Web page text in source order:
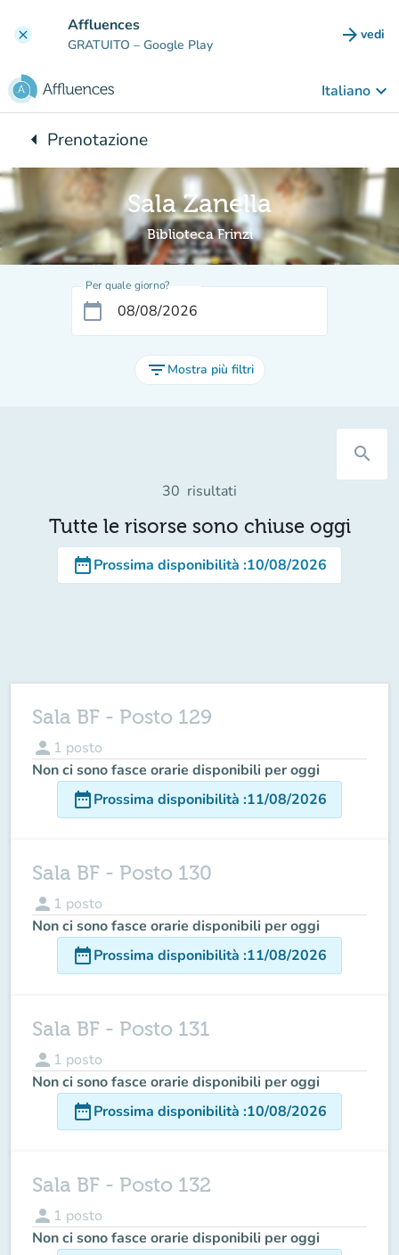
clear Affluences
GRATUITO – Google Play arrow_forward vedi
Italiano keyboard_arrow_down
arrow_leftTorna a:
Prenotazione
Sala Zanella
Biblioteca Frinzi
Per quale giorno?
calendar_today
filter_list Mostra più filtri
search
30 risultati
Tutte le risorse sono chiuse oggi
date_rangeProssima disponibilità :10/08/2026
Sala BF - Posto 129
person 1 posto
Non ci sono fasce orarie disponibili per oggi
date_rangeProssima disponibilità :11/08/2026
Sala BF - Posto 130
person 1 posto
Non ci sono fasce orarie disponibili per oggi
date_rangeProssima disponibilità :11/08/2026
Sala BF - Posto 131
person 1 posto
Non ci sono fasce orarie disponibili per oggi
date_rangeProssima disponibilità :10/08/2026
Sala BF - Posto 132
person 1 posto
Non ci sono fasce orarie disponibili per oggi